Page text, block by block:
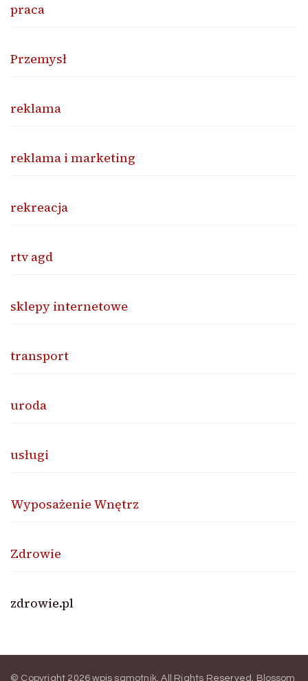
praca
Przemysł
reklama
reklama i marketing
rekreacja
rtv agd
sklepy internetowe
transport
uroda
usługi
Wyposażenie Wnętrz
Zdrowie
zdrowie.pl
© Copyright 2026wpis samotnik. All Rights Reserved. Blossom